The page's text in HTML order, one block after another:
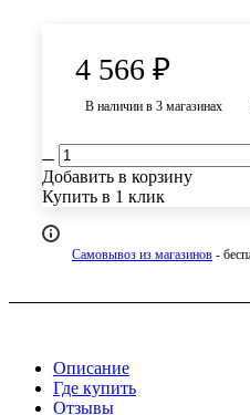
4 566 ₽
В наличии в 3 магазинах
Добавить в корзину
Купить в 1 клик
Самовывоз из магазинов -
Описание
Где купить
Отзывы